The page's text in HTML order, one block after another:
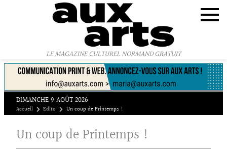
LE MAGAZINE CULTUREL NORMAND GRATUIT
DIMANCHE 9 AOÛT 2026
Accueil Edito Un coup de Printemps !
Un coup de Printemps !
Panneau de gestion des cookies